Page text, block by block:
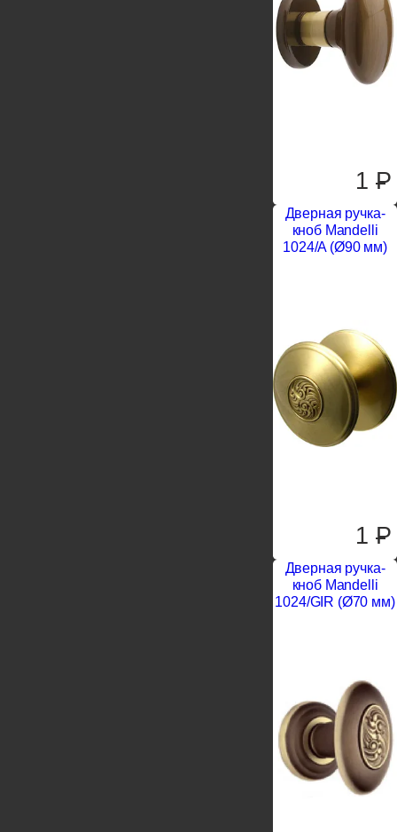
1P
Дверная ручка-
кноб Mandelli
1024/A (Ø90 мм)
1P
Дверная ручка-
кноб Mandelli
1024/GIR (Ø70 мм)